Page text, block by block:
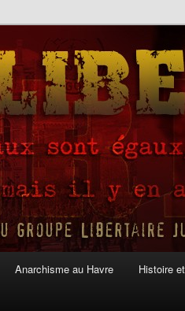
Anarchisme au Havre Histoire